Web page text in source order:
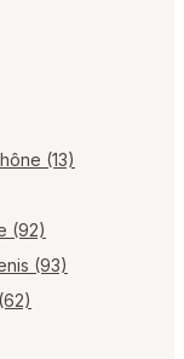
(13)
(92)
(93)